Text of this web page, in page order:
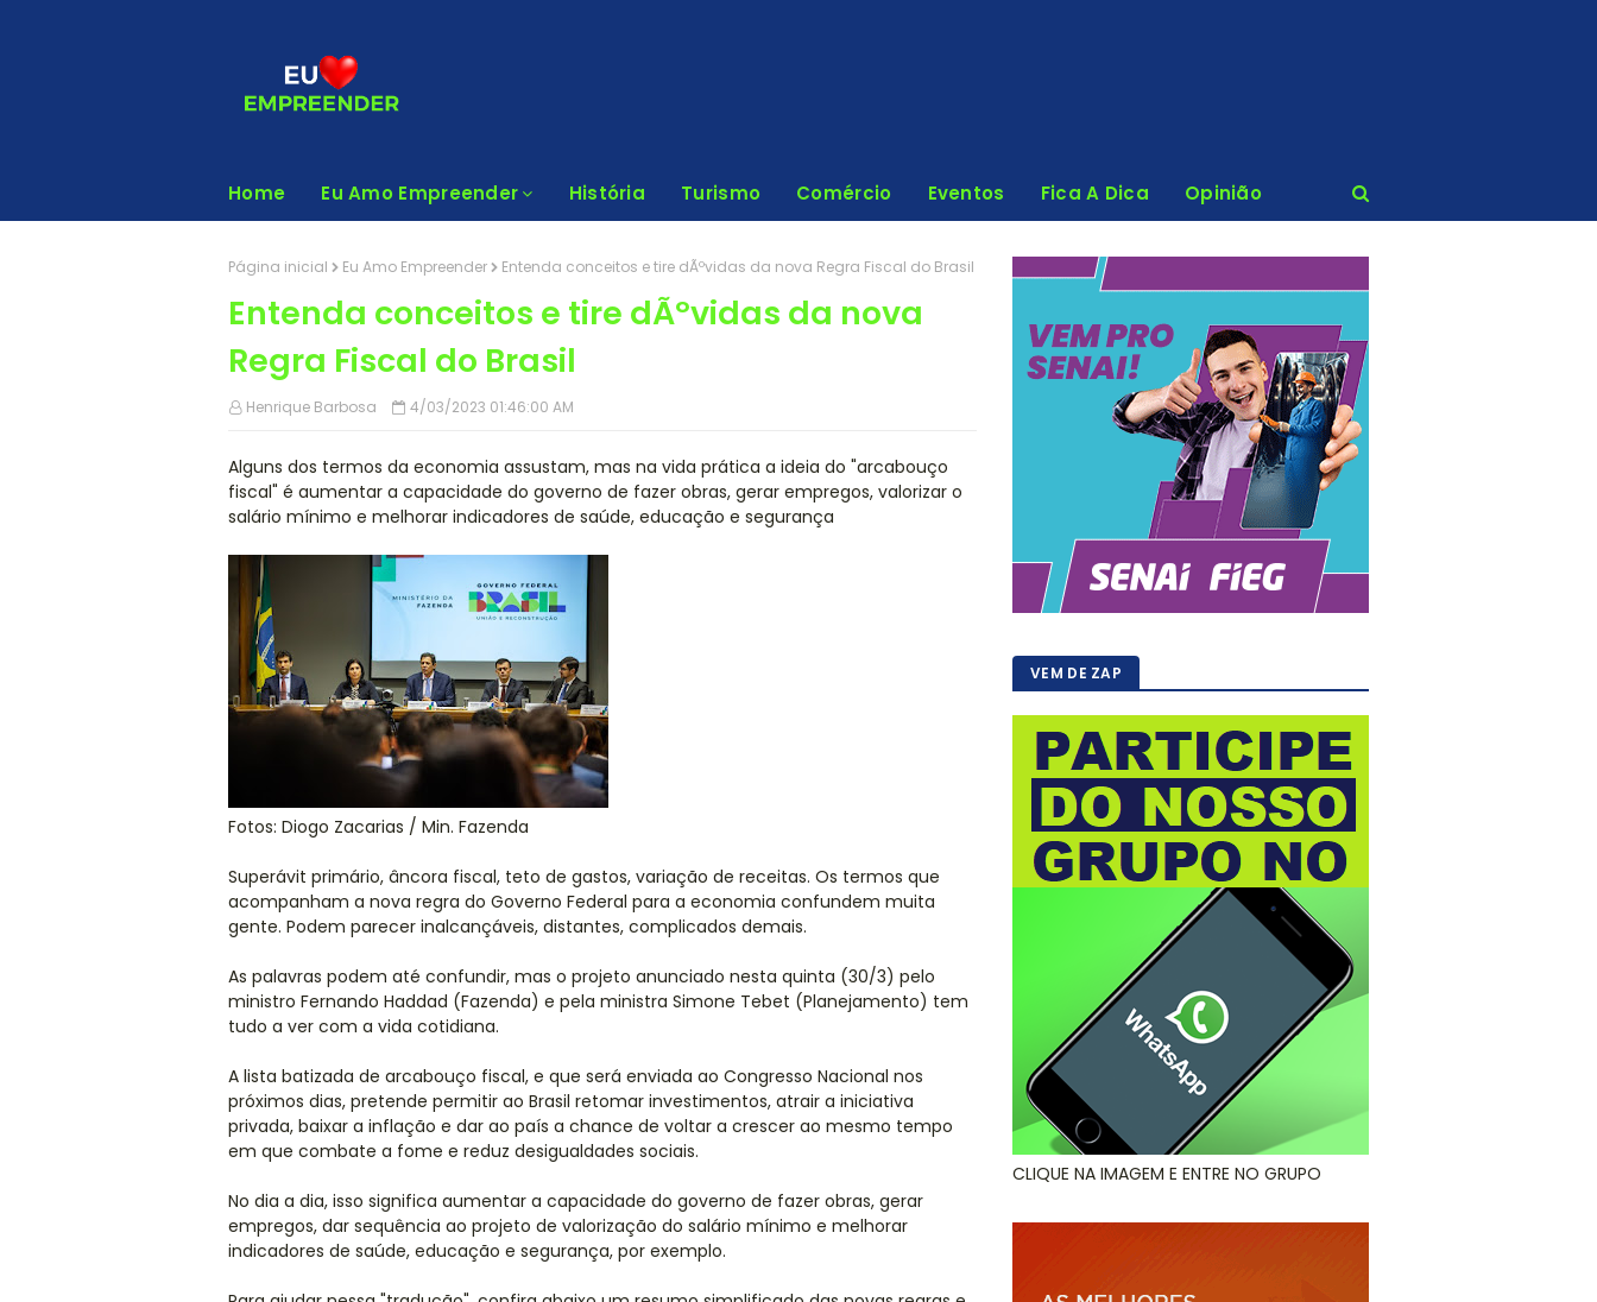
Home Eu Amo Empreender História Turismo Comércio Eventos Fica A Dica Opinião
Página inicial Eu Amo Empreender Entenda conceitos e tire dÃºvidas da nova Regra Fiscal do Brasil
Entenda conceitos e tire dÃºvidas da nova
Regra Fiscal do Brasil
Henrique Barbosa 4/03/2023 01:46:00 AM
Alguns dos termos da economia assustam, mas na vida prática a ideia do "arcabouço
fiscal" é aumentar a capacidade do governo de fazer obras, gerar empregos, valorizar o
salário mínimo e melhorar indicadores de saúde, educação e segurança
Fotos: Diogo Zacarias / Min. Fazenda
Superávit primário, âncora fiscal, teto de gastos, variação de receitas. Os termos que
acompanham a nova regra do Governo Federal para a economia confundem muita
gente. Podem parecer inalcançáveis, distantes, complicados demais.
As palavras podem até confundir, mas o projeto anunciado nesta quinta (30/3) pelo
ministro Fernando Haddad (Fazenda) e pela ministra Simone Tebet (Planejamento) tem
tudo a ver com a vida cotidiana.
A lista batizada de arcabouço fiscal, e que será enviada ao Congresso Nacional nos
próximos dias, pretende permitir ao Brasil retomar investimentos, atrair a iniciativa
privada, baixar a inflação e dar ao país a chance de voltar a crescer ao mesmo tempo
em que combate a fome e reduz desigualdades sociais.
No dia a dia, isso significa aumentar a capacidade do governo de fazer obras, gerar
empregos, dar sequência ao projeto de valorização do salário mínimo e melhorar
indicadores de saúde, educação e segurança, por exemplo.
VEM DE ZAP
CLIQUE NA IMAGEM E ENTRE NO GRUPO